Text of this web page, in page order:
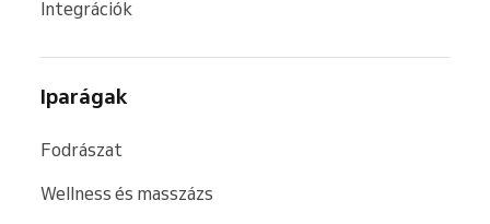
Integrációk
Iparágak
Fodrászat
Wellness és masszázs